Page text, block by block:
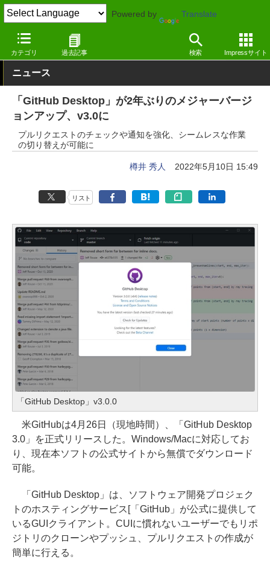
Powered by Translate
カテゴリ 過去記事 検索 Impressサイト
窓の杜 プログラミング Windows
ニュース
「GitHub Desktop」が2年ぶりのメジャーバージ
ョンアップ、v3.0に
プルリクエストのチェックや通知を強化、シームレスな作業
の切り替えが可能に
樽井 秀人 2022年5月10日 15:49
リスト
「GitHub Desktop」v3.0.0
米GitHubは4月26日（現地時間）、「GitHub Desktop
3.0」を正式リリースした。Windows/Macに対応してお
り、現在本ソフトの公式サイトから無償でダウンロード
可能。
「GitHub Desktop」は、ソフトウェア開発プロジェク
トのホスティングサービス[「GitHub」が公式に提供して
いるGUIクライアント。CUIに慣れないユーザーでもリポ
ジトリのクローンやプッシュ、プルリクエストの作成が
簡単に行える。